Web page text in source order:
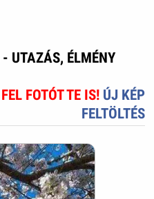
UTAZÁS, ÉLMÉNY
FOTÓT TE IS! ÚJ KÉP
FELTÖLTÉS